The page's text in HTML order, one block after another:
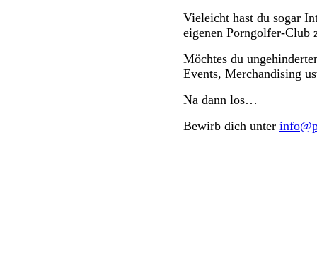
Vieleicht hast du sogar
eigenen Porngolfer-Club
Möchtes du
Events, Merchandising
Na dann los…
Bewirb dich unter